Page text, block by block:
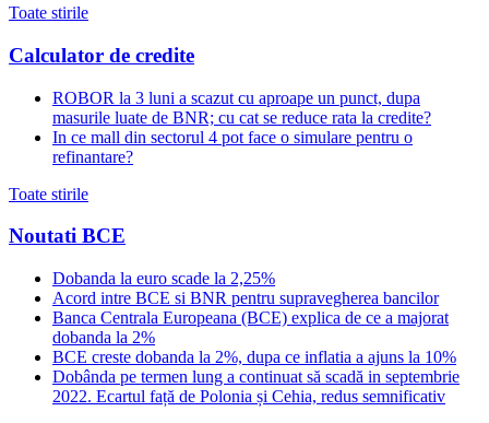
Toate stirile
Calculator de credite
ROBOR la 3 luni a scazut cu aproape un punct, dupa
masurile luate de BNR; cu cat se reduce rata la credite?
In ce mall din sectorul 4 pot face o simulare pentru o
refinantare?
Toate stirile
Noutati BCE
Dobanda la euro scade la 2,25%
Acord intre BCE si BNR pentru supravegherea bancilor
Banca Centrala Europeana (BCE) explica de ce a majorat
dobanda la 2%
BCE creste dobanda la 2%, dupa ce inflatia a ajuns la 10%
Dobânda pe termen lung a continuat să scadă in septembrie
2022. Ecartul față de Polonia și Cehia, redus semnificativ